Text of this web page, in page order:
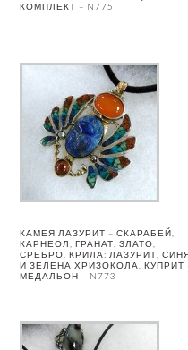
КОМПЛЕКТ – N775
КАМЕЯ ЛАЗУРИТ – СКАРАБЕЙ,
КАРНЕОЛ, ГРАНАТ, ЗЛАТО,
СРЕБРО. КРИЛА: ЛАЗУРИТ,
И ЗЕЛЕНА ХРИЗОКОЛА, КУПРИТ
МЕДАЛЬОН – N773